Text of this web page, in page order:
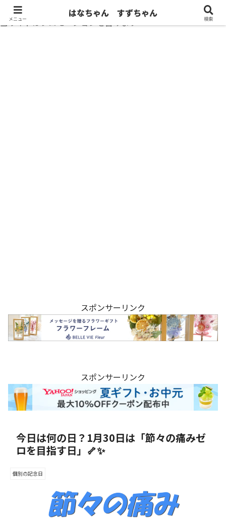
当サイトはプロモーションを含みます
スポンサーリンク
スポンサーリンク
今日は何の日？1月30日は「節々の痛みゼ
ロを目指す日」🦴✨
個別の記念日
メニュー
はなちゃん すずちゃん
検索